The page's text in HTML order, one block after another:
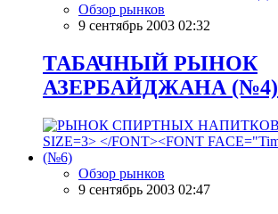
Обзор рынков
9 сентябрь 2003 02:32
ТАБАЧНЫЙ РЫНОК
АЗЕРБАЙДЖАНА (№4)
Обзор рынков
9 сентябрь 2003 02:47